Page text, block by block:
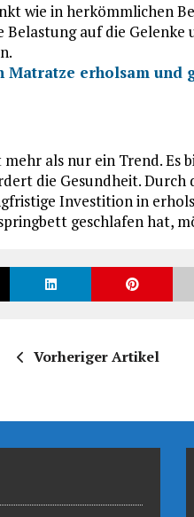
wie in herkömmlichen
Belastung auf die
erholsam und
als nur ein Trend.
die Gesundheit. Durch
Investition in
geschlafen hat,
Vorheriger Artikel